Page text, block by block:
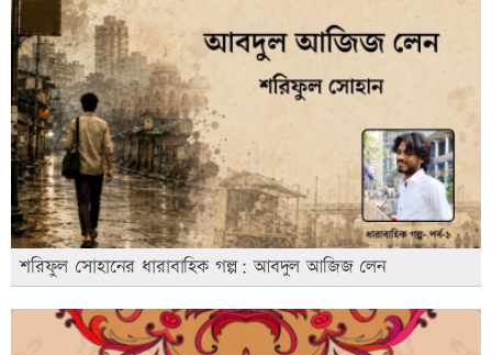
শরিফুল সোহানের ধারাবাহিক গল্প: আবদুল আজিজ লেন